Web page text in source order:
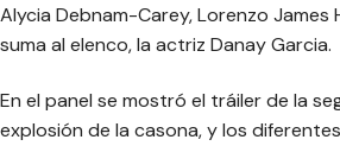
Alycia Debnam-Carey, Lorenzo James
suma al elenco, la actriz Danay Garcia.
En el panel se mostró el tráiler de la
explosión de la casona, y los